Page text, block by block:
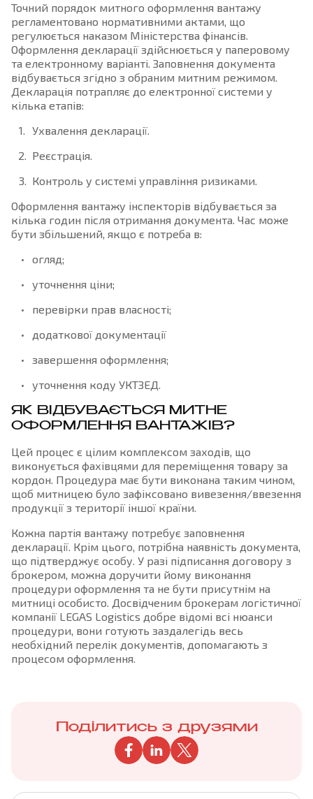
Точний порядок митного оформлення вантажу
регламентовано нормативними актами, що
регулюється наказом Міністерства фінансів.
Оформлення декларації здійснюється у паперовому
та електронному варіанті. Заповнення документа
відбувається згідно з обраним митним режимом.
Декларація потрапляє до електронної системи у
кілька етапів:
Ухвалення декларації.
Реєстрація.
Контроль у системі управління ризиками.
Оформлення вантажу інспекторів відбувається за
кілька годин після отримання документа. Час може
бути збільшений, якщо є потреба в:
огляд;
уточнення ціни;
перевірки прав власності;
додаткової документації
завершення оформлення;
уточнення коду УКТЗЕД.
ЯК ВІДБУВАЄТЬСЯ МИТНЕ
ОФОРМЛЕННЯ ВАНТАЖІВ?
Цей процес є цілим комплексом заходів, що
виконується фахівцями для переміщення товару за
кордон. Процедура має бути виконана таким чином,
щоб митницею було зафіксовано вивезення/ввезення
продукції з території іншої країни.
Кожна партія вантажу потребує заповнення
декларації. Крім цього, потрібна наявність документа,
що підтверджує особу. У разі підписання договору з
брокером, можна доручити йому виконання
процедури оформлення та не бути присутнім на
митниці особисто. Досвідченим брокерам логістичної
компанії LEGAS Logistics добре відомі всі нюанси
процедури, вони готують заздалегідь весь
необхідний перелік документів, допомагають з
процесом оформлення.
Поділитись з друзями